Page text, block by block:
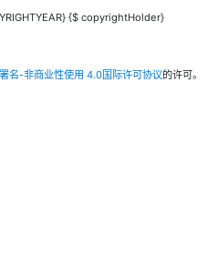
{$ copyrightHolder}
名-非商业性使用 4.0国际许可协议的许可。